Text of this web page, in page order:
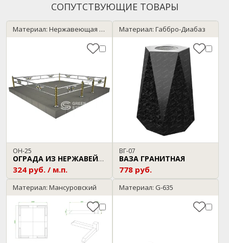
СОПУТСТВУЮЩИЕ ТОВАРЫ
Материал: Нержавеющая сталь
ОН-25
ОГРАДА ИЗ НЕРЖАВЕЙКИ
324 руб. / м.п.
Материал: Габбро-Диабаз
ВГ-07
ВАЗА ГРАНИТНАЯ
778 руб.
Материал: Мансуровский Материал: G-635